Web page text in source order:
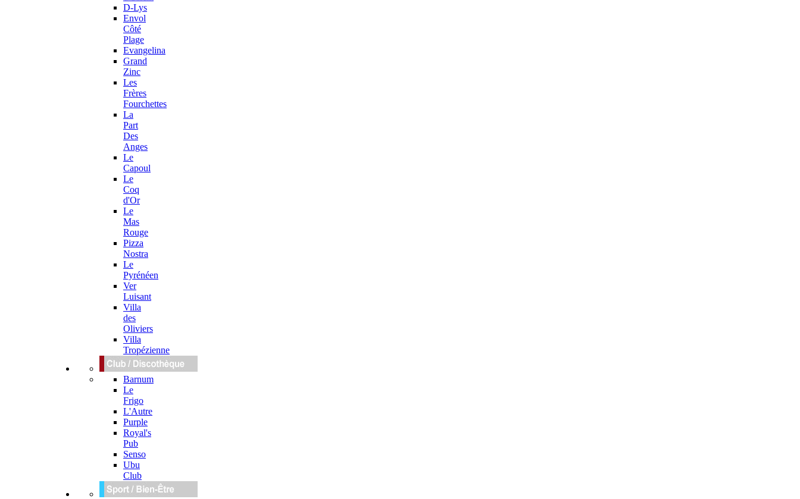
D-Lys
Envol
Côté
Plage
Evangelina
Grand
Zinc
Les
Frères
Fourchettes
La
Part
Des
Anges
Le
Capoul
Le
Coq
d'Or
Le
Mas
Rouge
Pizza
Nostra
Le
Pyrénéen
Ver
Luisant
Villa
des
Oliviers
Villa
Tropézienne
Barnum
Le
Frigo
L'Autre
Purple
Royal's
Pub
Senso
Ubu
Club